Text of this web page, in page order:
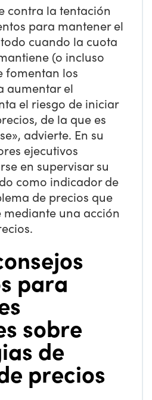
contra la tentación
para mantener el
cuando la cuota
(o incluso
fomentan los
aumentar el
el riesgo de iniciar
de la que es
advierte. En su
ejecutivos
en supervisar su
como indicador de
de precios que
una acción
para
sobre
de
precios